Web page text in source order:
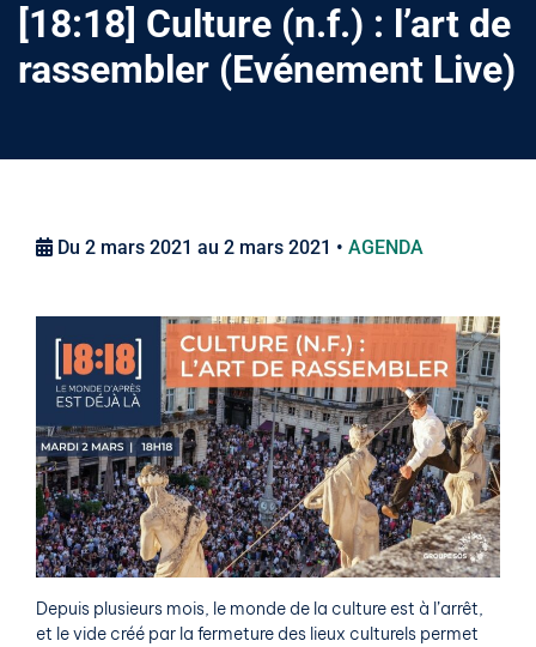
[18:18] Culture (n.f.) : l’art de
rassembler (Evénement Live)
Du 2 mars 2021 au 2 mars 2021 • AGENDA
Depuis plusieurs mois, le monde de la culture est à l’arrêt,
et le vide créé par la fermeture des lieux culturels permet